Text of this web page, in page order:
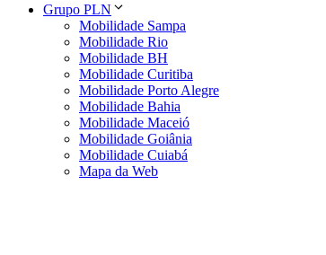
Grupo PLN
Mobilidade Sampa
Mobilidade Rio
Mobilidade BH
Mobilidade Curitiba
Mobilidade Porto Alegre
Mobilidade Bahia
Mobilidade Maceió
Mobilidade Goiânia
Mobilidade Cuiabá
Mapa da Web